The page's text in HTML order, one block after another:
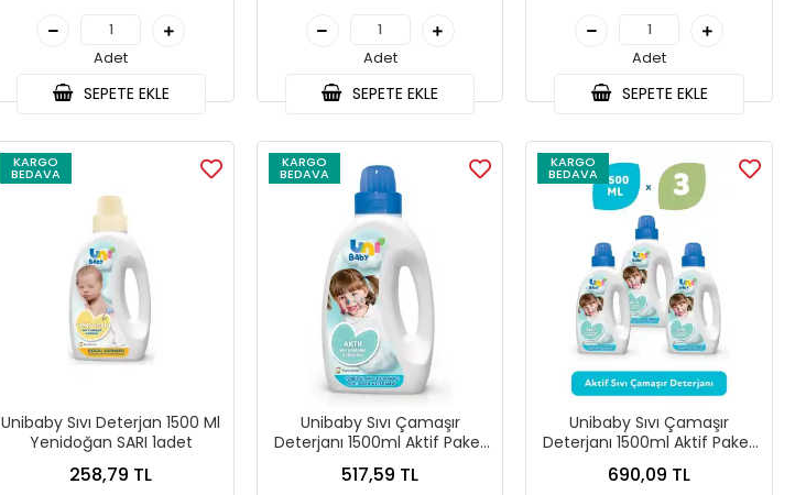
Adet
SEPETE EKLE
Adet
SEPETE EKLE
Adet
SEPETE EKLE
KARGO
BEDAVA
Unibaby Sıvı Deterjan 1500 Ml
Yenidoğan SARI 1adet
258,79 TL
KARGO
BEDAVA
Unibaby Sıvı Çamaşır
Deterjanı 1500ml Aktif Paket
2li
517,59 TL
KARGO
BEDAVA
Unibaby Sıvı Çamaşır
Deterjanı 1500ml Aktif Paket
3lü
690,09 TL